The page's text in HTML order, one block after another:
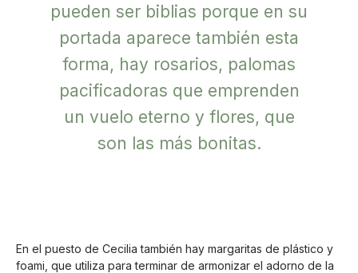
pueden ser biblias porque en su
portada aparece también esta
forma, hay rosarios, palomas
pacificadoras que emprenden
un vuelo eterno y flores, que
son las más bonitas.
En el puesto de Cecilia también hay margaritas de plástico y
foami, que utiliza para terminar de armonizar el adorno de la